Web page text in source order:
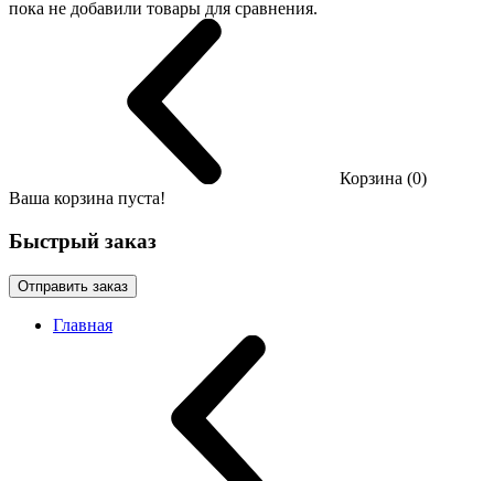
пока не добавили товары для сравнения.
Корзина (0)
Ваша корзина пуста!
Быстрый заказ
Отправить заказ
Главная